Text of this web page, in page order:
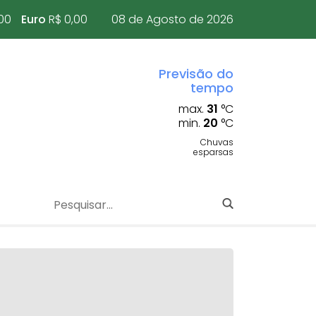
Euro R$ 0,00 08 de Agosto de 2026
Previsão do
tempo
max. 31 °C
min. 20 °C
Chuvas
esparsas